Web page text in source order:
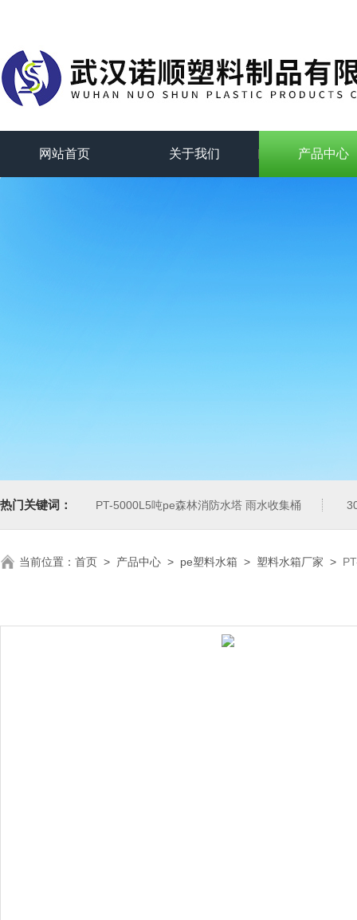
网站首页 关于我们 产品中心
热门关键词： PT-5000L5吨pe森林消防水塔 雨水收集桶
当前位置： 首页 > 产品中心 > pe塑料水箱 > 塑料水箱厂家 >